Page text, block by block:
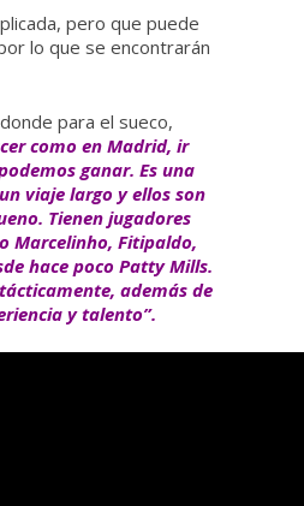
pero que puede
lo que se encontrarán
para el sueco,
como en Madrid, ir
ganar. Es una
viaje largo y ellos son
Tienen jugadores
Marcelinho, Fitipaldo,
hace poco Patty Mills.
además de
y talento”.